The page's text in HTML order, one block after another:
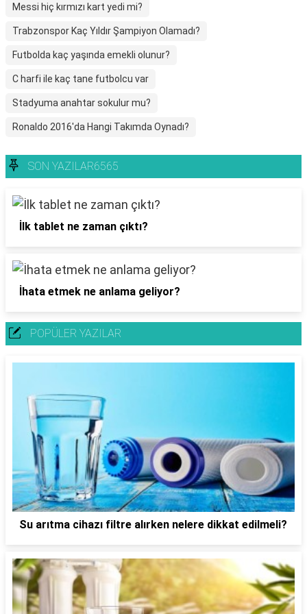
Messi hiç kırmızı kart yedi mi?
Trabzonspor Kaç Yıldır Şampiyon Olamadı?
Futbolda kaç yaşında emekli olunur?
C harfi ile kaç tane futbolcu var
Stadyuma anahtar sokulur mu?
Ronaldo 2016'da Hangi Takımda Oynadı?
SON YAZILAR6565
İlk tablet ne zaman çıktı?
İhata etmek ne anlama geliyor?
POPÜLER YAZILAR
Su arıtma cihazı filtre alırken nelere dikkat edilmeli?